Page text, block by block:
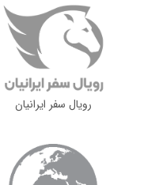
رویال سفر ایرانیان